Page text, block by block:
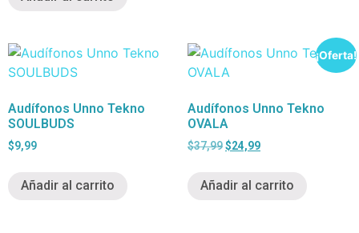
Audífonos Unno Tekno
SOULBUDS
$9,99
Añadir al carrito
¡Oferta!
Audífonos Unno Tekno
OVALA
$37,99$24,99
Añadir al carrito